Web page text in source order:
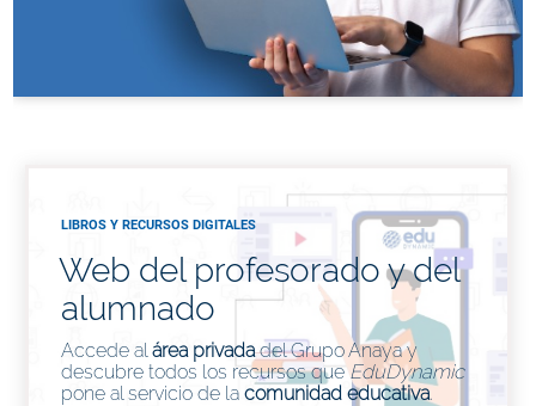
LIBROS Y RECURSOS DIGITALES
Web del profesorado y del
alumnado
Accede alárea privadadel Grupo Anaya y
descubre todos los recursos queEduDynamic
pone al servicio de lacomunidad educativa.